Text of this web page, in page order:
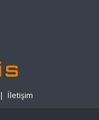
| İletişim